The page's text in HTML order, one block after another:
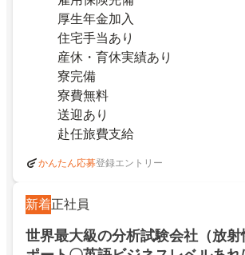
厚生年金加入
住宅手当あり
産休・育休実績あり
寮完備
寮費無料
送迎あり
赴任旅費支給
かんたん応募登録エントリー
新着正社員
世界最大級の分析試験会社（放